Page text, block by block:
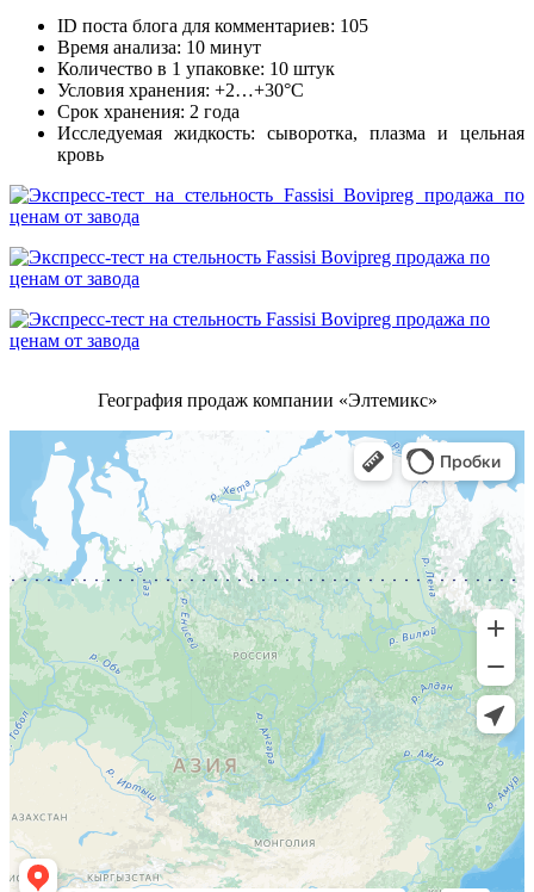
ID поста блога для комментариев: 105
Время анализа: 10 минут
Количество в 1 упаковке: 10 штук
Условия хранения: +2…+30°С
Срок хранения: 2 года
Исследуемая жидкость: сыворотка, плазма и цельная
кровь
География продаж компании «Элтемикс»